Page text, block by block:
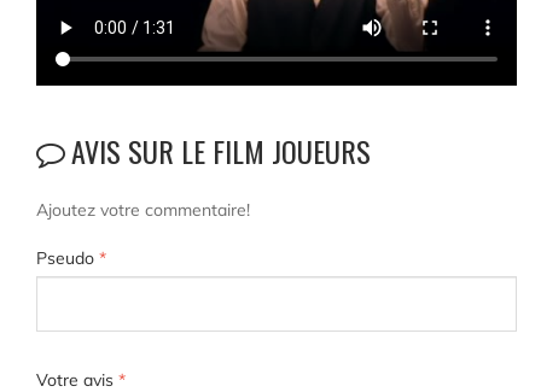
AVIS SUR LE FILM JOUEURS
Ajoutez votre commentaire!
Pseudo *
Votre avis *